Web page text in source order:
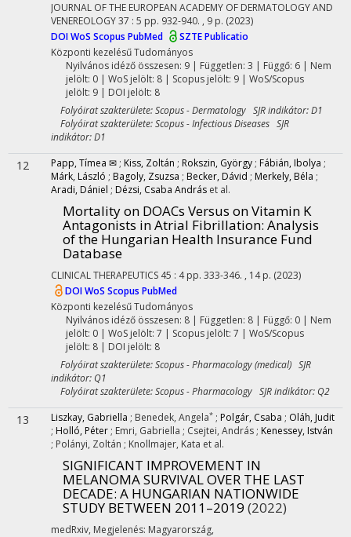
JOURNAL OF THE EUROPEAN ACADEMY OF DERMATOLOGY AND
VENEREOLOGY37 : 5 pp. 932-940. , 9 p. (2023)
DOIWoS Scopus PubMed
SZTE Publicatio
Központi kezelésűTudományos
Nyilvános idéző összesen: 9| Független: 3 | Függő: 6 | Nem
jelölt: 0 | WoS jelölt: 8 | Scopus jelölt: 9 | WoS/Scopus
jelölt: 9 | DOI jelölt: 8
Folyóirat szakterülete: Scopus - Dermatology SJR indikátor: D1
Folyóirat szakterülete: Scopus - Infectious Diseases SJR
indikátor: D1
12 Papp, Tímea ✉ ; Kiss, Zoltán ; Rokszin, György ; Fábián, Ibolya ;
Márk, László ; Bagoly, Zsuzsa ; Becker, Dávid ; Merkely, Béla ;
Aradi, Dániel ; Dézsi, Csaba András et al.
Mortality on DOACs Versus on Vitamin K
Antagonists in Atrial Fibrillation: Analysis
of the Hungarian Health Insurance Fund
Database
CLINICAL THERAPEUTICS 45 : 4 pp. 333-346. , 14 p. (2023)
DOIWoS Scopus PubMed
Központi kezelésűTudományos
Nyilvános idéző összesen: 8| Független: 8 | Függő: 0 | Nem
jelölt: 0 | WoS jelölt: 7 | Scopus jelölt: 7 | WoS/Scopus
jelölt: 8 | DOI jelölt: 8
Folyóirat szakterülete: Scopus - Pharmacology (medical) SJR
indikátor: Q1
Folyóirat szakterülete: Scopus - Pharmacology SJR indikátor: Q2
13 Liszkay, Gabriella ; Benedek, Angela* ; Polgár, Csaba ; Oláh, Judit
; Holló, Péter ; Emri, Gabriella ; Csejtei, András ; Kenessey, István
; Polányi, Zoltán ; Knollmajer, Kata et al.
SIGNIFICANT IMPROVEMENT IN
MELANOMA SURVIVAL OVER THE LAST
DECADE: A HUNGARIAN NATIONWIDE
STUDY BETWEEN 2011–2019 (2022)
medRxiv, Megjelenés: Magyarország,